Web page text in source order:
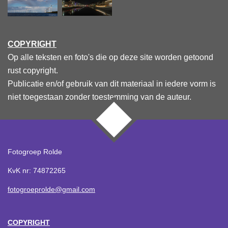
COPYRIGHT
Op alle teksten en foto's die op deze site worden getoond
rust copyright.
Publicatie en/of gebruik van dit materiaal in iedere vorm is
niet toegestaan zonder toestemming van de auteur.
Fotogroep Rolde
KvK nr: 74872265
fotogroeprolde@gmail.com
COPYRIGHT